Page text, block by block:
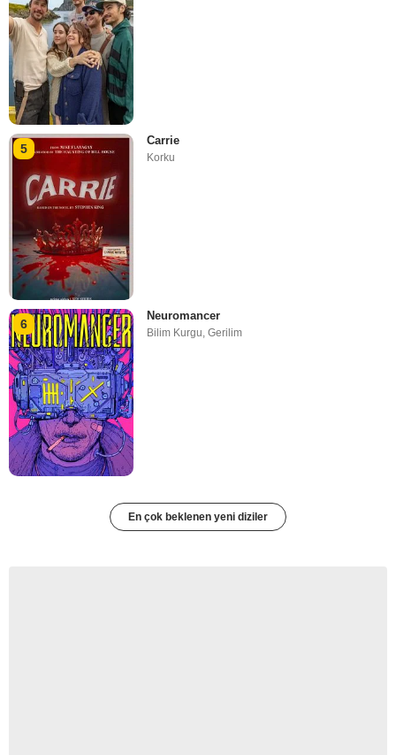
5
Carrie
Korku
6
Neuromancer
Bilim Kurgu,Gerilim
En çok beklenen yeni diziler